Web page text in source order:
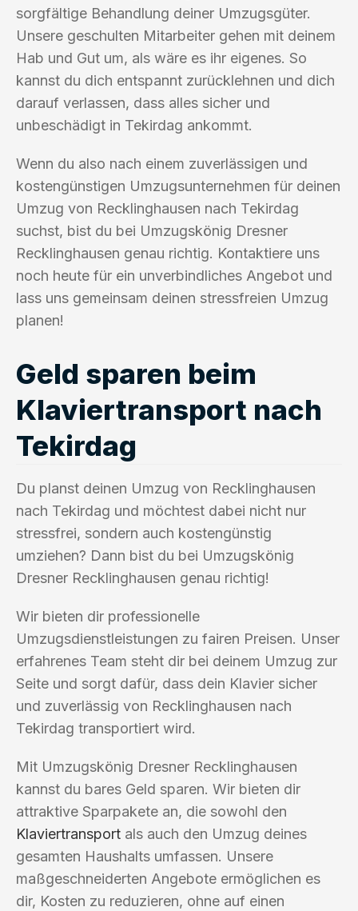
sorgfältige Behandlung deiner Umzugsgüter.
Unsere geschulten Mitarbeiter gehen mit deinem
Hab und Gut um, als wäre es ihr eigenes. So
kannst du dich entspannt zurücklehnen und dich
darauf verlassen, dass alles sicher und
unbeschädigt in Tekirdag ankommt.
Wenn du also nach einem zuverlässigen und
kostengünstigen Umzugsunternehmen für deinen
Umzug von Recklinghausen nach Tekirdag
suchst, bist du bei Umzugskönig Dresner
Recklinghausen genau richtig. Kontaktiere uns
noch heute für ein unverbindliches Angebot und
lass uns gemeinsam deinen stressfreien Umzug
planen!
Geld sparen beim
Klaviertransport nach
Tekirdag
Du planst deinen Umzug von Recklinghausen
nach Tekirdag und möchtest dabei nicht nur
stressfrei, sondern auch kostengünstig
umziehen? Dann bist du bei Umzugskönig
Dresner Recklinghausen genau richtig!
Wir bieten dir professionelle
Umzugsdienstleistungen zu fairen Preisen. Unser
erfahrenes Team steht dir bei deinem Umzug zur
Seite und sorgt dafür, dass dein Klavier sicher
und zuverlässig von Recklinghausen nach
Tekirdag transportiert wird.
Mit Umzugskönig Dresner Recklinghausen
kannst du bares Geld sparen. Wir bieten dir
attraktive Sparpakete an, die sowohl den
Klaviertransport als auch den Umzug deines
gesamten Haushalts umfassen. Unsere
maßgeschneiderten Angebote ermöglichen es
dir, Kosten zu reduzieren, ohne auf einen